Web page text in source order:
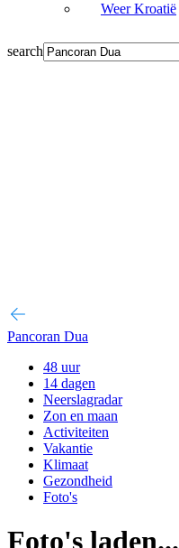
Weer Kroatië
search
Pancoran Dua
48 uur
14 dagen
Neerslagradar
Zon en maan
Activiteiten
Vakantie
Klimaat
Gezondheid
Foto's
Foto's laden...